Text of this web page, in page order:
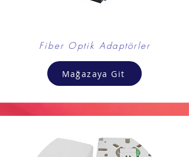
Fiber Optik Adaptörler
Mağazaya Git